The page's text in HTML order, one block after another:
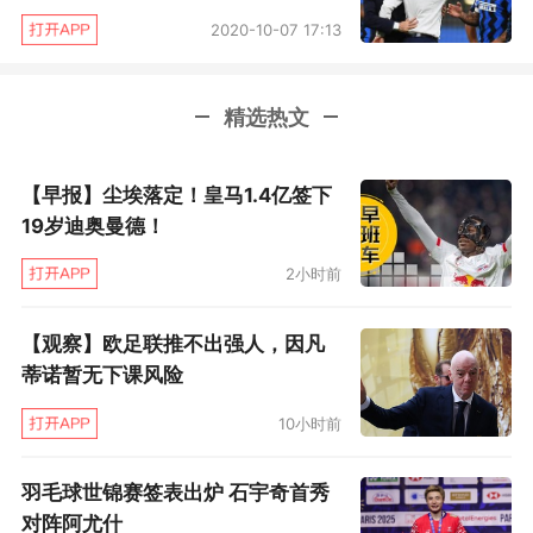
2020-10-07 17:13
精选热文
【早报】尘埃落定！皇马1.4亿签下
19岁迪奥曼德！
2小时前
【观察】欧足联推不出强人，因凡
蒂诺暂无下课风险
10小时前
羽毛球世锦赛签表出炉 石宇奇首秀
对阵阿尤什